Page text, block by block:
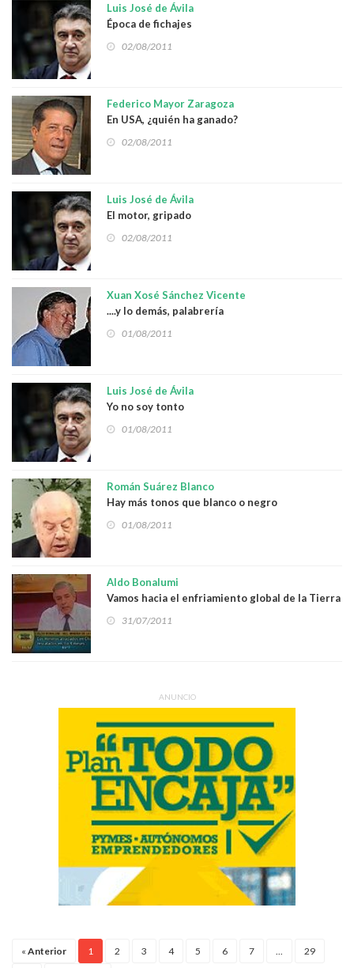
Luis José de Ávila
Época de fichajes
02/08/2011
Federico Mayor Zaragoza
En USA, ¿quién ha ganado?
02/08/2011
Luis José de Ávila
El motor, gripado
02/08/2011
Xuan Xosé Sánchez Vicente
....y lo demás, palabrería
01/08/2011
Luis José de Ávila
Yo no soy tonto
01/08/2011
Román Suárez Blanco
Hay más tonos que blanco o negro
01/08/2011
Aldo Bonalumi
Vamos hacia el enfriamiento global de la Tierra
31/07/2011
ANUNCIO
« Anterior 1 2 3 4 5 6 7 ... 29